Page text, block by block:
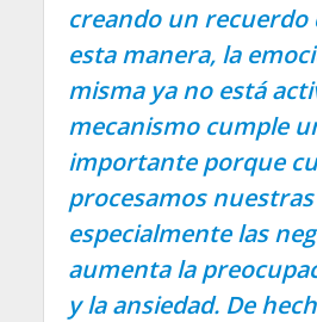
creando un recuerdo
esta manera, la
misma ya no está
mecanismo cumple
importante porque
procesamos
especialmente las
aumenta la
y la ansiedad. De